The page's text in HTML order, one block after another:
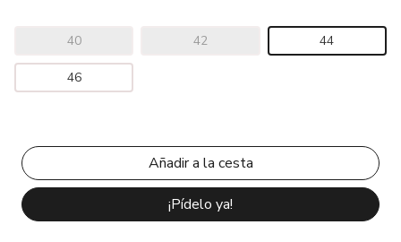
40 42 44
46
¡Pídelo ya!